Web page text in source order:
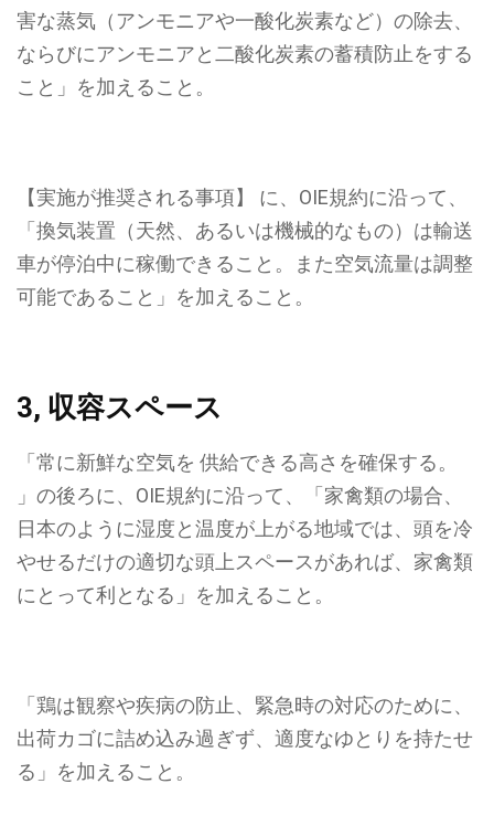
害な蒸気（アンモニアや一酸化炭素など）の除去、
ならびにアンモニアと二酸化炭素の蓄積防止をする
こと」 を加えること。
【実施が推奨される事項】 に、OIE規約に沿って、
「換気装置（天然、あるいは機械的なもの）は輸送
車が停泊中に稼働できること。また空気流量は調整
可能であること」 を加えること。
3, 収容スペース
「常に新鮮な空気を 供給できる高さを確保する。
」の後ろに、OIE規約に沿って、「 家禽類の場合、
日本のように湿度と温度が上がる地域では、頭を冷
やせるだけの適切な頭上スペースがあれば、家禽類
にとって利となる」 を加えること。
「鶏は観察や疾病の防止、緊急時の対応のために、
出荷カゴに詰め込み過ぎず、適度なゆとりを持たせ
る」を加えること。